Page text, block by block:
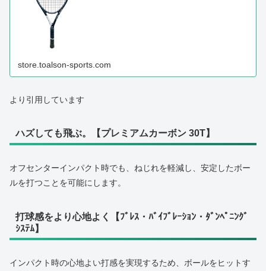
store.toalson-sports.com
より引用しています
ハズしても飛ぶ。【プレミアムカーボン 30T】
オフセンターインパクト時でも、ねじれを軽減し、安定したボー
ルを打つことを可能にします。
打球感をより心地よく【ﾌﾞﾚｽ・ﾊﾞｲﾌﾞﾚｰｼｮﾝ・ﾀﾞﾝﾍﾟﾆﾝｸﾞ
ｼｽﾃﾑ】
インパクト時の心地よい打感を実現するため、ボールをヒットす